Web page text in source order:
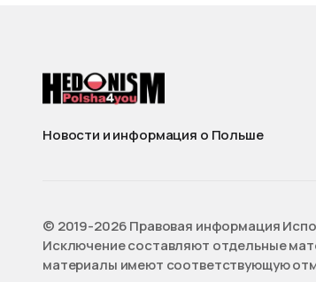
Новости и информация о Польше
©️ 2019-2026 Правовая информация
Исключение составляют отдельные
материалы имеют соответствующую